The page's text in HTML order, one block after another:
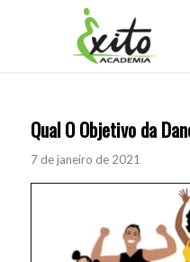
Qual O Objetivo da
7 de janeiro de 2021